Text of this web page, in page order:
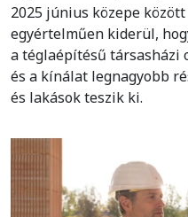
2025 június közepe
egyértelműen kiderül,
a téglaépítésű
és a kínálat legnagyobb
és lakások teszik ki.